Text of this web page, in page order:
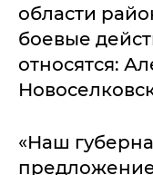
области
боевые
относятся:
«Наш